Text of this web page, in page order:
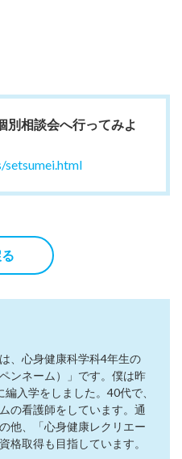
別相談会へ行ってみよ
setsumei.html
、心身健康科学科4年生の
ペンネーム）」です。僕は昨
編入学をしました。40代で、
の看護師をしています。通
他、「心身健康レクリエー
格取得も目指しています。